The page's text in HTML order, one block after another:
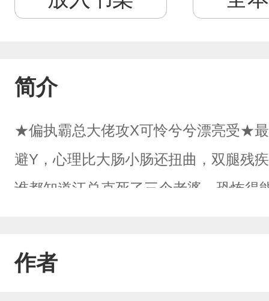
简介
★偏执霸总大佬攻X可怜兮兮漂亮受★
避Y，心理比大肠小肠还扭曲，双腿残
谁都知道江总克死了三个老婆，恐怖得
磨……★后来打脸！1.江总老婆居然是
作者